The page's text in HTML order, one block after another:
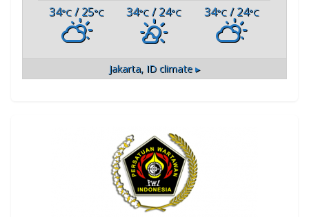
34°C / 25°C 34°C / 24°C 34°C/ 24°C
Jakarta, ID climate ▸